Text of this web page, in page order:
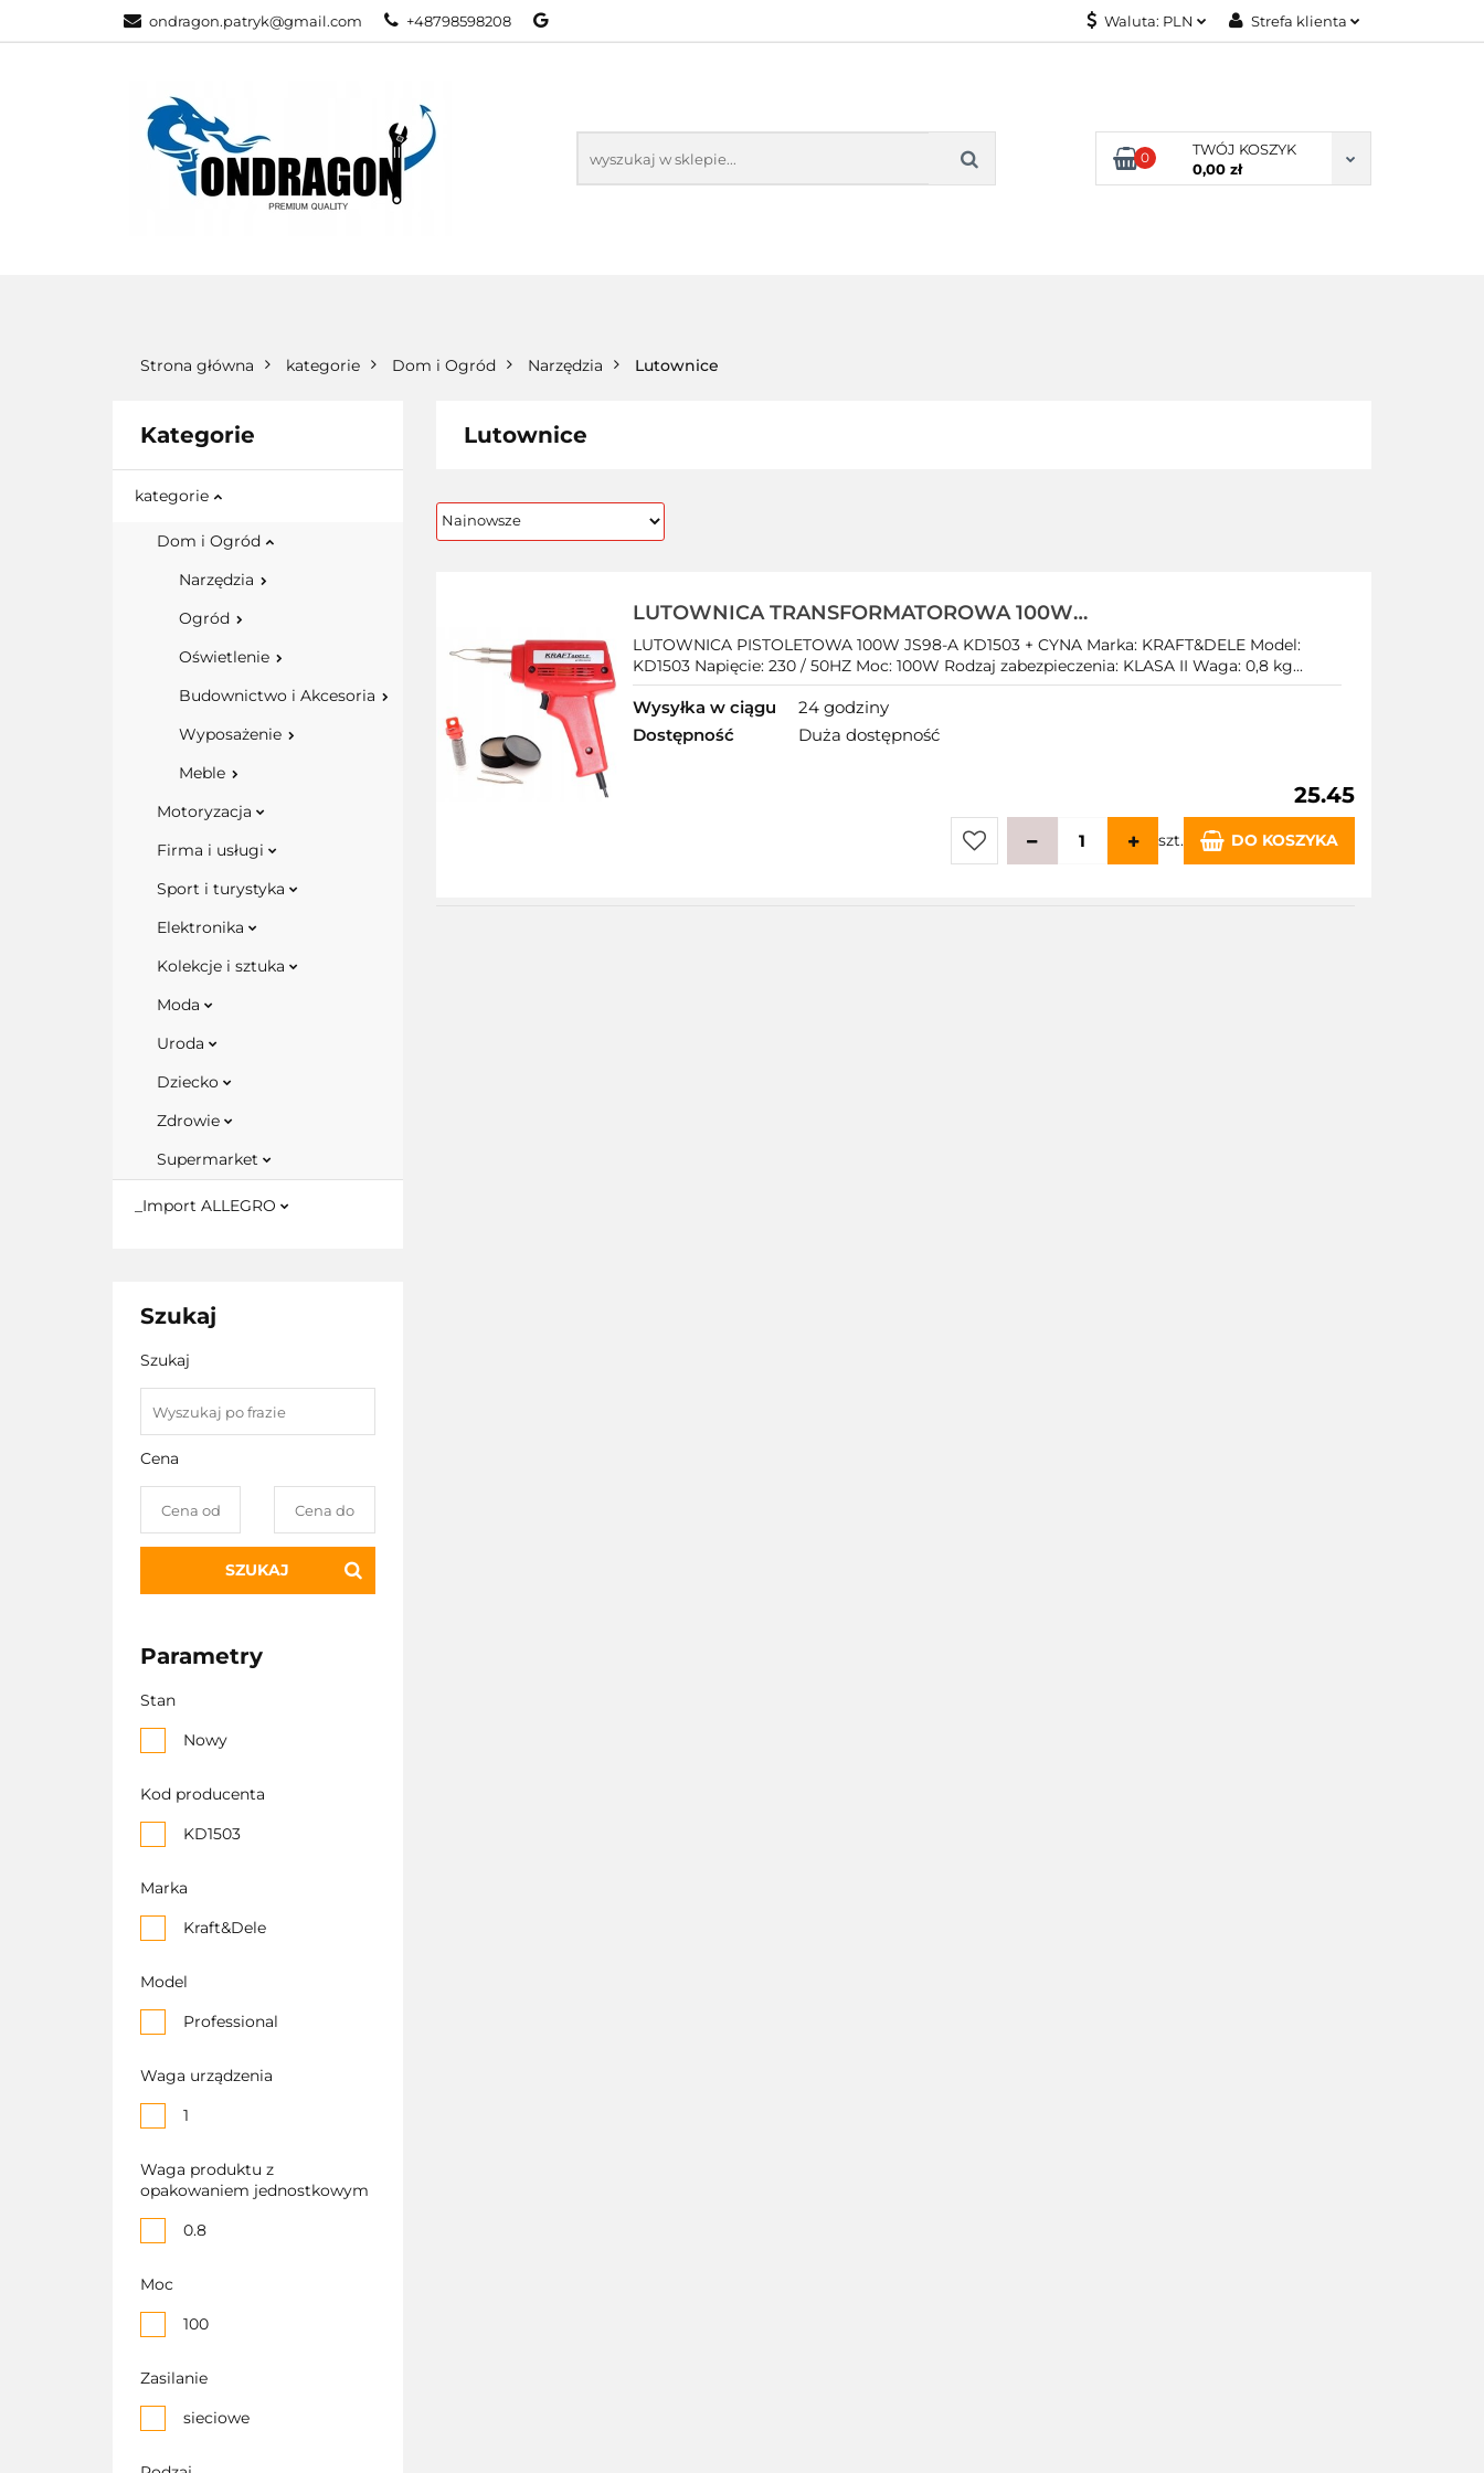
ondragon.patryk@gmail.com +48798598208 Waluta: PLN Strefa klienta
Dodaj zgłoszenie
Zgody cookies
0
TWÓJ KOSZYK
0,00 zł
KATEGORIE NOWOŚCI KONTAKT
Strona główna kategorie Dom i Ogród Narzędzia Lutownice
Kategorie
kategorie
Dom i Ogród
Narzędzia
Ogród
Oświetlenie
Budownictwo i Akcesoria
Wyposażenie
Meble
Motoryzacja
Firma i usługi
Sport i turystyka
Elektronika
Kolekcje i sztuka
Moda
Uroda
Dziecko
Zdrowie
Supermarket
_Import ALLEGRO
Szukaj
Szukaj
Cena
SZUKAJ
Parametry
Stan
Nowy
Kod producenta
KD1503
Marka
Kraft&Dele
Model
Professional
Waga urządzenia
1
Waga produktu z
opakowaniem jednostkowym
0.8
Moc
100
Zasilanie
sieciowe
Lutownice
LUTOWNICA TRANSFORMATOROWA 100W
SOLIDNA BUDOWA DIODA LED PISTOLET +
ZESTAW
LUTOWNICA PISTOLETOWA 100W JS98-A KD1503 + CYNA Marka: KRAFT&DELE Model:
KD1503 Napięcie: 230 / 50HZ Moc: 100W Rodzaj zabezpieczenia: KLASA II Waga: 0,8 kg...
Wysyłka w ciągu
24 godziny
Dostępność
Duża dostępność
25.45
szt. DO KOSZYKA